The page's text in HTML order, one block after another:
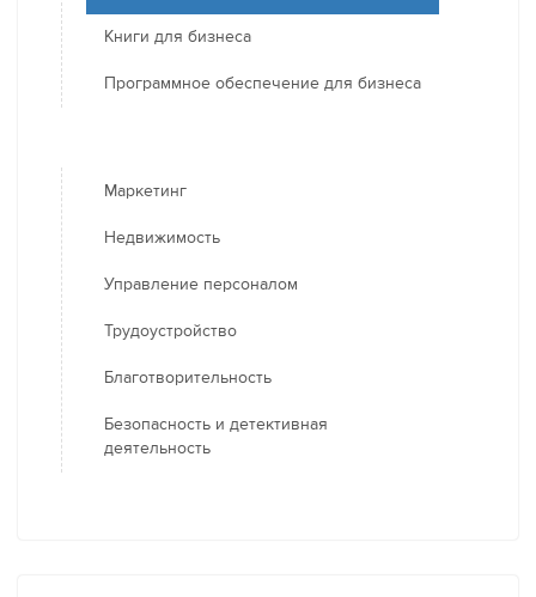
Книги для бизнеса
Программное обеспечение для бизнеса
Маркетинг
Недвижимость
Управление персоналом
Трудоустройство
Благотворительность
Безопасность и детективная
деятельность